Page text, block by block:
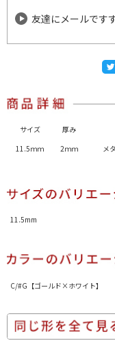
友達にメールです
サイズ 厚み
11.5ｍｍ
2ｍｍ メ
11.5mm
C/#G【ゴールド×ホワイト】